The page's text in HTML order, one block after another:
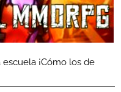
¡Cómo los de